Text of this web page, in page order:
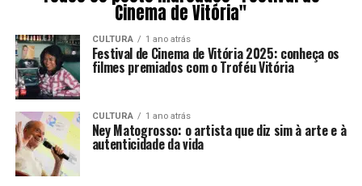
Cinema de Vitória"
CULTURA 1 ano atrás
Festival de Cinema de Vitória 2025: conheça os
filmes premiados com o Troféu Vitória
CULTURA 1 ano atrás
Ney Matogrosso: o artista que diz sim à arte e à
autenticidade da vida